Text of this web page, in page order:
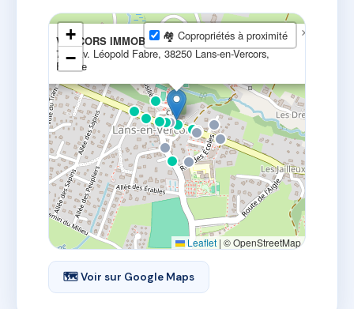
VERCORS IMMOBILIER MONTAGNE
701 Av. Léopold Fabre, 38250 Lans-en-Vercors,
France
×
+
−
🏘 Copropriétés à proximité
Leaflet | © OpenStreetMap
🗺 Voir sur Google Maps